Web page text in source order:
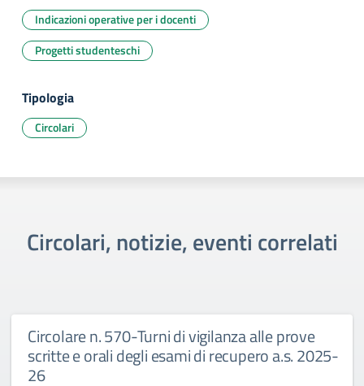
Indicazioni operative per i docenti
Progetti studenteschi
Tipologia
Circolari
Circolari, notizie, eventi correlati
Circolare n. 570-Turni di vigilanza alle prove
scritte e orali degli esami di recupero a.s. 2025-
26